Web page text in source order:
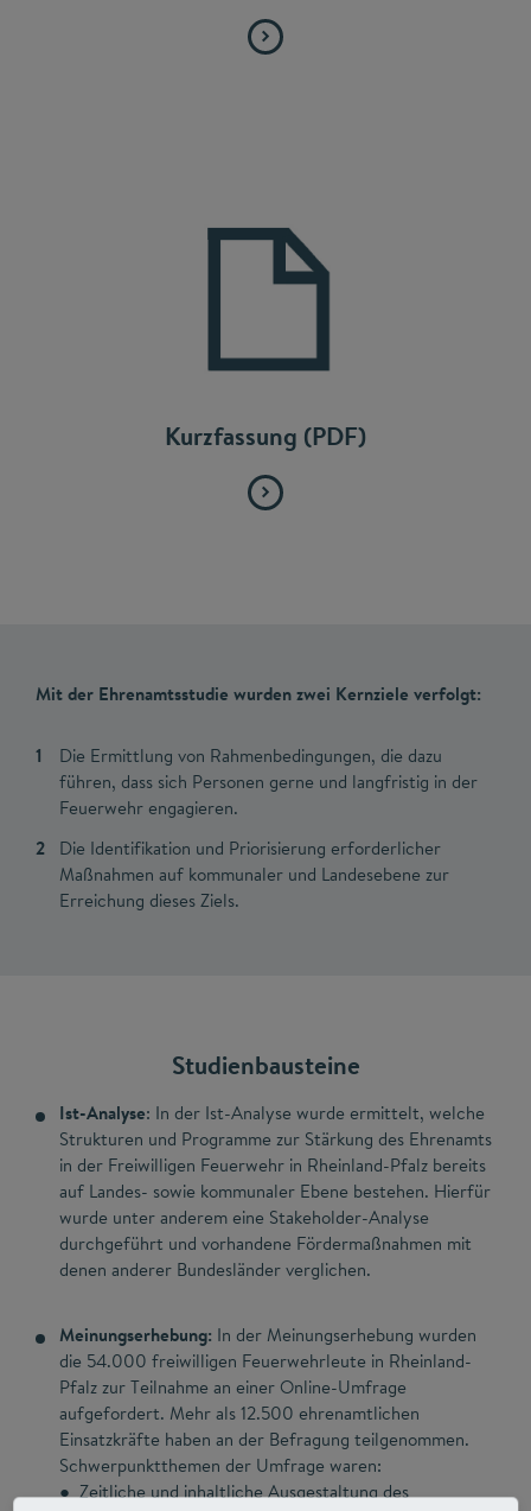
Kurzfassung (PDF)
Mit der Ehrenamtsstudie wurden zwei Kernziele verfolgt:
Die Ermittlung von Rahmenbedingungen, die dazu
führen, dass sich Personen gerne und langfristig in der
Feuerwehr engagieren.
Die Identifikation und Priorisierung erforderlicher
Maßnahmen auf kommunaler und Landesebene zur
Erreichung dieses Ziels.
Studienbausteine
Ist-Analyse: In der Ist-Analyse wurde ermittelt, welche
Strukturen und Programme zur Stärkung des Ehrenamts
in der Freiwilligen Feuerwehr in Rheinland-Pfalz bereits
auf Landes- sowie kommunaler Ebene bestehen. Hierfür
wurde unter anderem eine Stakeholder-Analyse
durchgeführt und vorhandene Fördermaßnahmen mit
denen anderer Bundesländer verglichen.
Meinungserhebung: In der Meinungserhebung wurden
die 54.000 freiwilligen Feuerwehrleute in Rheinland-
Pfalz zur Teilnahme an einer Online-Umfrage
aufgefordert. Mehr als 12.500 ehrenamtlichen
Einsatzkräfte haben an der Befragung teilgenommen.
Schwerpunktthemen der Umfrage waren:
● Zeitliche und inhaltliche Ausgestaltung des